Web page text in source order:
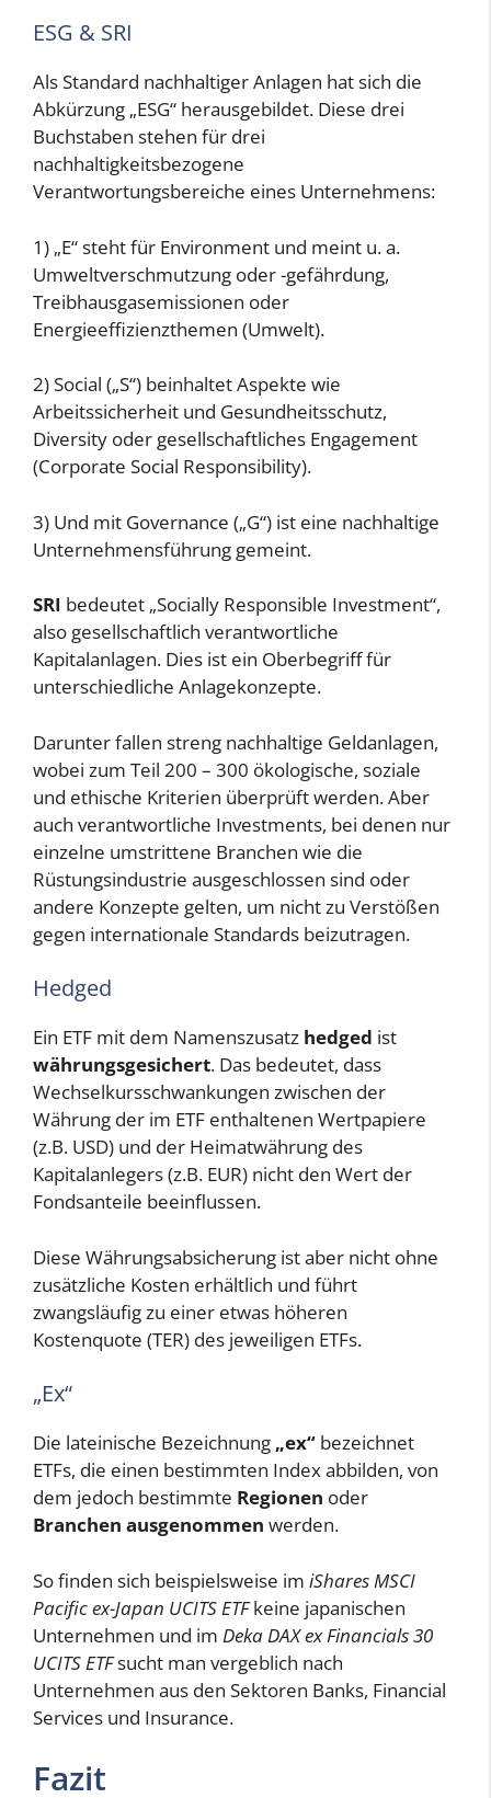
ESG & SRI
Als Standard nachhaltiger Anlagen hat sich die
Abkürzung „ESG“ herausgebildet. Diese drei
Buchstaben stehen für drei
nachhaltigkeitsbezogene
Verantwortungsbereiche eines Unternehmens:
1) „E“ steht für Environment und meint u. a.
Umweltverschmutzung oder -gefährdung,
Treibhausgasemissionen oder
Energieeffizienzthemen (Umwelt).
2) Social („S“) beinhaltet Aspekte wie
Arbeitssicherheit und Gesundheitsschutz,
Diversity oder gesellschaftliches Engagement
(Corporate Social Responsibility).
3) Und mit Governance („G“) ist eine nachhaltige
Unternehmensführung gemeint.
SRI bedeutet „Socially Responsible Investment“,
also gesellschaftlich verantwortliche
Kapitalanlagen. Dies ist ein Oberbegriff für
unterschiedliche Anlagekonzepte.
Darunter fallen streng nachhaltige Geldanlagen,
wobei zum Teil 200 – 300 ökologische, soziale
und ethische Kriterien überprüft werden. Aber
auch verantwortliche Investments, bei denen nur
einzelne umstrittene Branchen wie die
Rüstungsindustrie ausgeschlossen sind oder
andere Konzepte gelten, um nicht zu Verstößen
gegen internationale Standards beizutragen.
Hedged
Ein ETF mit dem Namenszusatz hedged ist
währungsgesichert. Das bedeutet, dass
Wechselkursschwankungen zwischen der
Währung der im ETF enthaltenen Wertpapiere
(z.B. USD) und der Heimatwährung des
Kapitalanlegers (z.B. EUR) nicht den Wert der
Fondsanteile beeinflussen.
Diese Währungsabsicherung ist aber nicht ohne
zusätzliche Kosten erhältlich und führt
zwangsläufig zu einer etwas höheren
Kostenquote (TER) des jeweiligen ETFs.
„Ex“
Die lateinische Bezeichnung „ex“ bezeichnet
ETFs, die einen bestimmten Index abbilden, von
dem jedoch bestimmte Regionen oder
Branchen ausgenommen werden.
So finden sich beispielsweise im iShares MSCI
Pacific ex-Japan UCITS ETFkeine japanischen
Unternehmen und im Deka DAX ex Financials 30
UCITS ETFsucht man vergeblich nach
Unternehmen aus den Sektoren Banks, Financial
Services und Insurance.
Fazit